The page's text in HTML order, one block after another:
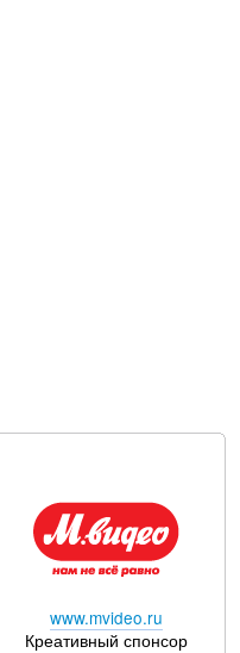
www.mvideo.ru
Креативный спонсор